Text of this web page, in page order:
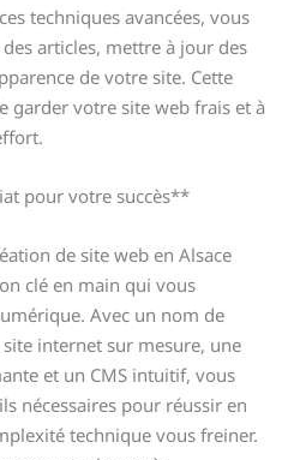
techniques avancées, vous
articles, mettre à jour des
de votre site. Cette
garder votre site web frais et à
pour votre succès**
de site web en Alsace
clé en main qui vous
Avec un nom de
internet sur mesure, une
et un CMS intuitif, vous
nécessaires pour réussir en
technique vous freiner.